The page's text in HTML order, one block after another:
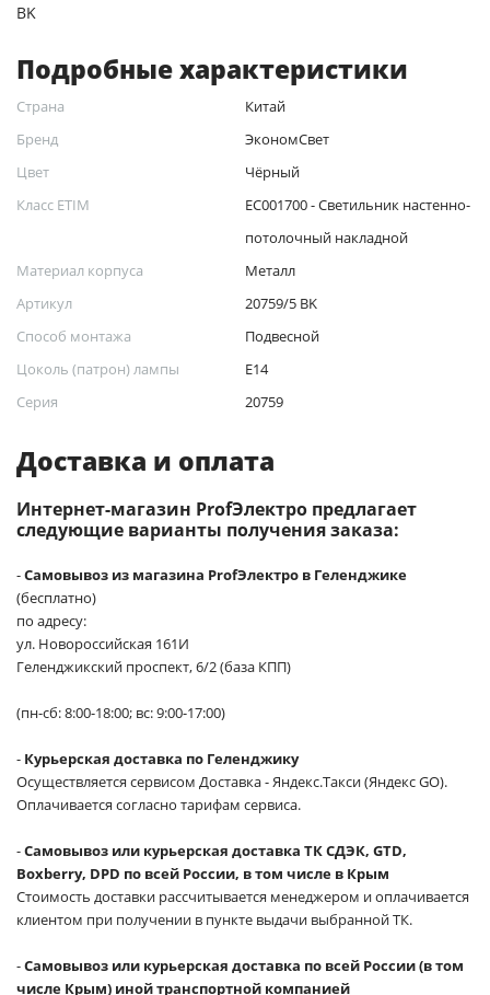
BK
Подробные характеристики
Страна
Китай
Бренд
ЭкономСвет
Цвет
Чёрный
Класс ETIM
EC001700 - Светильник настенно-
потолочный накладной
Материал корпуса
Металл
Артикул
20759/5 BK
Способ монтажа
Подвесной
Цоколь (патрон) лампы
Е14
Серия
20759
Доставка и оплата
Интернет-магазин ProfЭлектро предлагает
следующие варианты получения заказа:
-Самовывоз из магазина ProfЭлектро в Геленджике
(бесплатно)
по адресу:
ул. Новороссийская 161И
Геленджикский проспект, 6/2 (база КПП)
(пн-сб: 8:00-18:00; вс: 9:00-17:00)
- Курьерская доставка по Геленджику
Осуществляется сервисом Доставка - Яндекс.Такси (Яндекс GO).
Оплачивается согласно тарифам сервиса.
-Самовывоз или курьерская доставка ТК СДЭК, GTD,
Boxberry, DPD по всей России, в том числе в Крым
Стоимость доставки рассчитывается менеджером и оплачивается
клиентом при получении в пункте выдачи выбранной ТК.
-Самовывоз или курьерская доставка по всей России (в том
числе Крым) иной транспортной компанией